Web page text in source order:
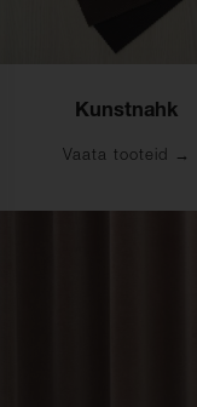
Kunstnahk
Vaata tooteid